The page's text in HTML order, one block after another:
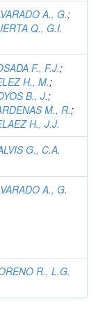
A., G.;
Q., G.I.
F., F.J.;
H., M.;
B., J.;
M., R.;
H., J.J.
G., C.A.
A., G.
R., L.G.